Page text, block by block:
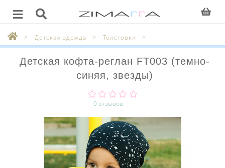
Детская одежда Толстовки
Детская кофта-реглан FT003 (темно-
синяя, звезды)
0 отзывов